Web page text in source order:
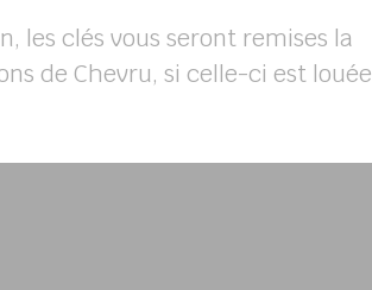
les clés vous seront remises la
de Chevru, si celle-ci est louée